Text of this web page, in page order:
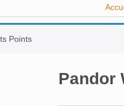
Points
Pandor